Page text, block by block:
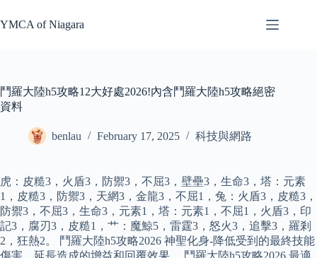
to
content
YMCA of Niagara
鬥羅大陸h5攻略12大好處2026!內含鬥羅大陸h5攻略絕密
資料
benlau February 17, 2025 科技與網路
虎：皮糙3，火盾3，防禦3，不屈3，壁壘3，生命3，塔：元素
1，皮糙3，防禦3，天網3，金龍3，不屈1，兔：火盾3，皮糙3，
防禦3，不屈3，生命3，元素1，塔：元素1，不屈1，火盾3，印
記3，腐刃3，皮糙1，艹：魔鯨5，雷霆3，怒火3，追擊3，羅剎
2，狂熱2。 鬥羅大陸h5攻略2026 神聖化身-降低受到的最終技能
傷害，延長造成的增益和回覆效果。 鬥羅大陸h5攻略2026 最適